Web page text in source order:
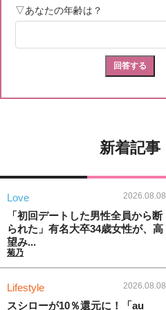
新着記事
Love 2026.08.08
「初回デートした男性全員から断
られた」有名大卒34歳女性が、高
望み...
菊乃
Lifestyle 2026.08.08
スシローが10％還元に！「au